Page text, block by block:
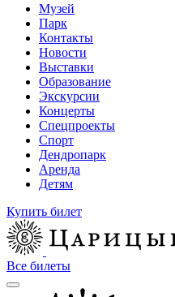
Музей
Парк
Контакты
Новости
Выставки
Образование
Экскурсии
Концерты
Спецпроекты
Спорт
Дендропарк
Аренда
Детям
Купить билет
Все билеты